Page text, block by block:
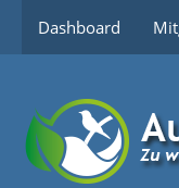
Dashboard